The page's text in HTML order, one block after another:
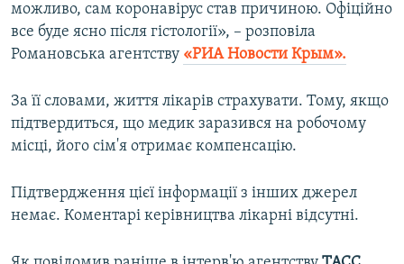
можливо, сам коронавірус став причиною. Офіційно
все буде ясно після гістології», – розповіла
Романовська агентству «РИА Новости Крым».
За її словами, життя лікарів страхувати. Тому, якщо
підтвердиться, що медик заразився на робочому
місці, його сім'я отримає компенсацію.
Підтвердження цієї інформації з інших джерел
немає. Коментарі керівництва лікарні відсутні.